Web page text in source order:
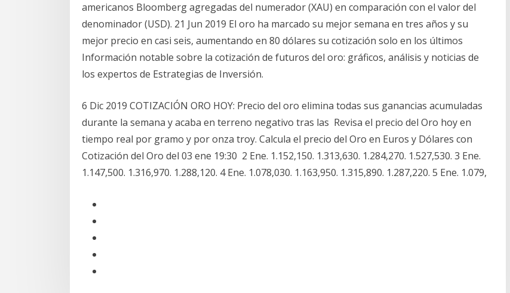
americanos Bloomberg agregadas del numerador (XAU) en comparación con el valor del
denominador (USD). 21 Jun 2019 El oro ha marcado su mejor semana en tres años y su
mejor precio en casi seis, aumentando en 80 dólares su cotización solo en los últimos
Información notable sobre la cotización de futuros del oro: gráficos, análisis y noticias de
los expertos de Estrategias de Inversión.
6 Dic 2019 COTIZACIÓN ORO HOY: Precio del oro elimina todas sus ganancias acumuladas
durante la semana y acaba en terreno negativo tras las Revisa el precio del Oro hoy en
tiempo real por gramo y por onza troy. Calcula el precio del Oro en Euros y Dólares con
Cotización del Oro del 03 ene 19:30 2 Ene. 1.152,150. 1.313,630. 1.284,270. 1.527,530. 3 Ene.
1.147,500. 1.316,970. 1.288,120. 4 Ene. 1.078,030. 1.163,950. 1.315,890. 1.287,220. 5 Ene. 1.079,